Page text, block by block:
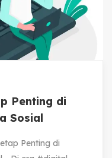
Penting di
Sosial
Penting di